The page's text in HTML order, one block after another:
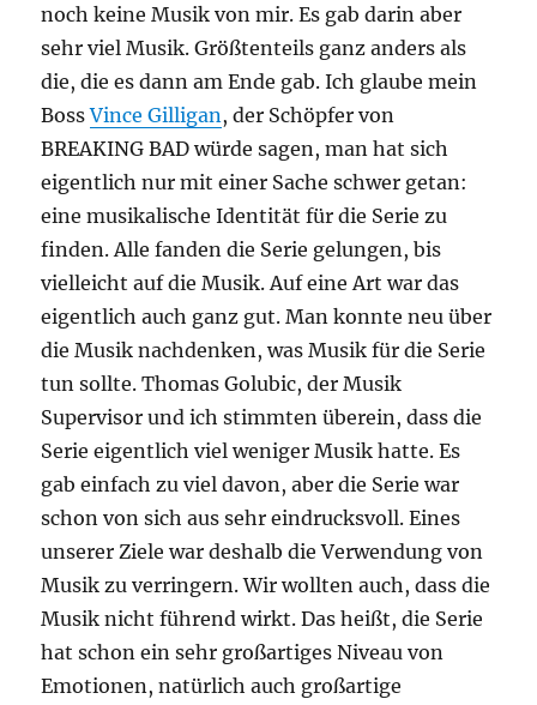
noch keine Musik von mir. Es gab darin aber
sehr viel Musik. Größtenteils ganz anders als
die, die es dann am Ende gab. Ich glaube mein
BossVince Gilligan , der Schöpfer von
BREAKING BAD würde sagen, man hat sich
eigentlich nur mit einer Sache schwer getan:
eine musikalische Identität für die Serie zu
finden. Alle fanden die Serie gelungen, bis
vielleicht auf die Musik. Auf eine Art war das
eigentlich auch ganz gut. Man konnte neu über
die Musik nachdenken, was Musik für die Serie
tun sollte. Thomas Golubic, der Musik
Supervisor und ich stimmten überein, dass die
Serie eigentlich viel weniger Musik hatte. Es
gab einfach zu viel davon, aber die Serie war
schon von sich aus sehr eindrucksvoll. Eines
unserer Ziele war deshalb die Verwendung von
Musik zu verringern. Wir wollten auch, dass die
Musik nicht führend wirkt. Das heißt, die Serie
hat schon ein sehr großartiges Niveau von
Emotionen, natürlich auch großartige